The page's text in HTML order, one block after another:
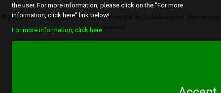
© Pécsi Tudományegyetem Egyetemi Könyvtár és Tudásközpont. Minden jog
the user. For more information, please click on the "For more
information, click here" link below!
For more information, click here